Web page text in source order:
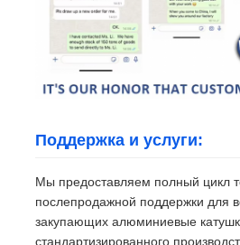
Поддержка и услуги:
Мы предоставляем полный цикл
послепродажной поддержки для
закупающих алюминиевые
стандартизированного